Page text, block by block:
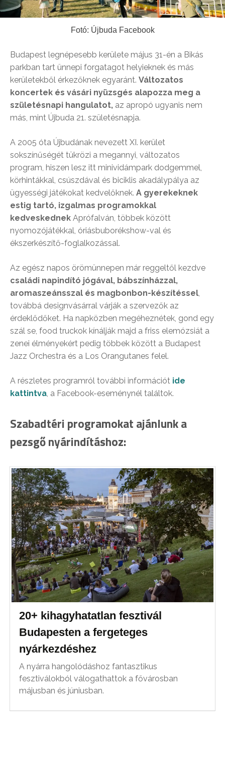
Fotó: Újbuda Facebook
Budapest legnépesebb kerülete május 31-én a Bikás
parkban tart ünnepi forgatagot helyieknek és más
kerületekből érkezőknek egyaránt. Változatos
koncertek és vásári nyüzsgés alapozza meg a
születésnapi hangulatot, az apropó ugyanis nem
más, mint Újbuda 21. születésnapja.
A 2005 óta Újbudának nevezett XI. kerület
sokszínűségét tükrözi a megannyi, változatos
program, hiszen lesz itt minividámpark dodgemmel,
körhintákkal, csúszdával és biciklis akadálypálya az
ügyességi játékokat kedvelőknek. A gyerekeknek
estig tartó, izgalmas programokkal
kedveskednek Aprófalván, többek között
nyomozójátékkal, óriásbuborékshow-val és
ékszerkészítő-foglalkozással.
Az egész napos örömünnepen már reggeltől kezdve
családi napindító jógával, bábszínházzal,
aromaszeánsszal és magbonbon-készítéssel
továbbá designvásárral várják a szervezők az
érdeklődőket. Ha napközben megéheznétek, gond egy
szál se, food truckok kínálják majd a friss elemózsiát a
zenei élményekért pedig többek között a Budapest
Jazz Orchestra és a Los Orangutanes felel.
A részletes programról további információt ide
kattintva , a Facebook-eseménynél találtok.
Szabadtéri programokat ajánlunk a
pezsgő nyárindításhoz:
20+ kihagyhatatlan fesztivál
Budapesten a fergeteges
nyárkezdéshez
A nyárra hangolódáshoz fantasztikus
fesztiválokból válogathattok a fővárosban
májusban és júniusban.